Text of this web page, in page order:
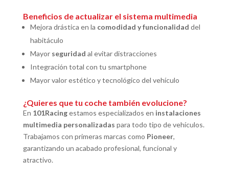
Beneficios de actualizar el sistema multimedia
Mejora drástica en la comodidad y funcionalidad del
habitáculo
Mayor seguridad al evitar distracciones
Integración total con tu smartphone
Mayor valor estético y tecnológico del vehículo
¿Quieres que tu coche también evolucione?
En 101Racingestamos especializados en instalaciones
multimedia personalizadas para todo tipo de vehículos.
Trabajamos con primeras marcas como Pioneer,
garantizando un acabado profesional, funcional y
atractivo.